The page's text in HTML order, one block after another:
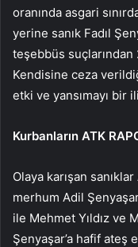
oranında asgari
yerine sanık Fadıl
teşebbüs suçlarından
Kendisine ceza
etki ve yansımayı bir
Kurbanların ATK
Olaya karışan
merhum Adil
ile Mehmet Yıldız ve
Şenyaşar’a hafif ateş